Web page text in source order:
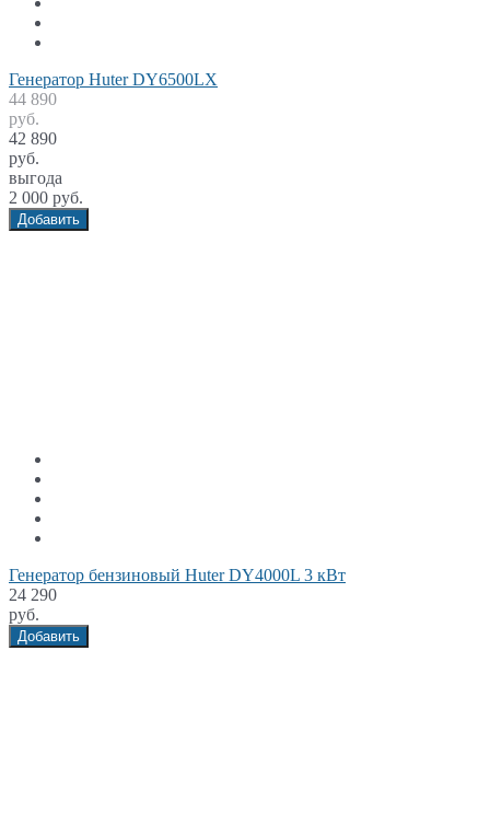
Генератор Huter DY6500LX
44 890
руб.
42 890
руб.
выгода
2 000 руб.
Добавить
Генератор бензиновый Huter DY4000L 3 кВт
24 290
руб.
Добавить